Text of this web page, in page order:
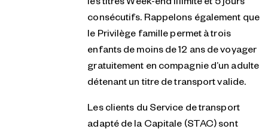
consécutifs. Rappelons également que
le Privilège famille permet à trois
enfants de moins de 12 ans de voyager
gratuitement en compagnie d’un adulte
détenant un titre de transport valide.
Les clients du Service de transport
adapté de la Capitale (STAC) sont